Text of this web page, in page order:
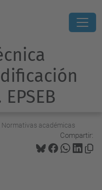
Normativas académicas
Compartir: